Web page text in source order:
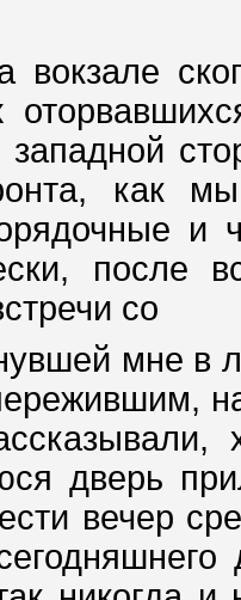
вокзале
западной
как
и
после
со
мне в
дверь
вечер